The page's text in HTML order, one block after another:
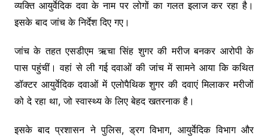
व्यक्ति आयुर्वेदिक दवा के नाम पर लोगों का गलत इलाज कर रहा है।
इसके बाद जांच के निर्देश दिए गए।
जांच के तहत एसडीएम ऋचा सिंह शुगर की मरीज बनकर आरोपी के
पास पहुंचीं। वहां से ली गई दवाओं की जांच में सामने आया कि कथित
डॉक्टर आयुर्वेदिक दवाओं में एलोपैथिक शुगर की दवाएं मिलाकर मरीजों
को दे रहा था, जो स्वास्थ्य के लिए बेहद खतरनाक है।
इसके बाद प्रशासन ने पुलिस, ड्रग विभाग, आयुर्वेदिक विभाग और